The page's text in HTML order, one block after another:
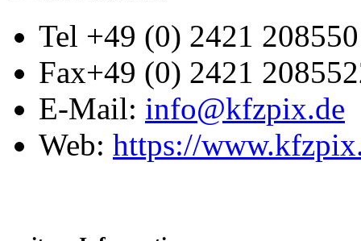
Tel +49 (0) 2421 208550
Fax+49 (0) 2421
E-Mail: info@kfzpix.de
Web: https://